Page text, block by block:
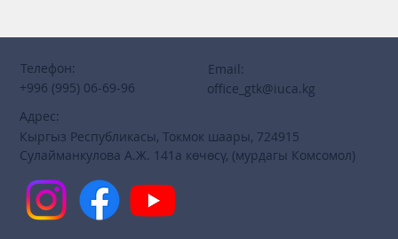
Адрес:
Кыргыз Республикасы, Токмок шаары, 724915
Сулайманкулова А.Ж. 141а көчөсү, (мурдагы Комсомол)
Телефон:
+996 (995) 06-69-96
Email:
office_gtk@iuca.kg